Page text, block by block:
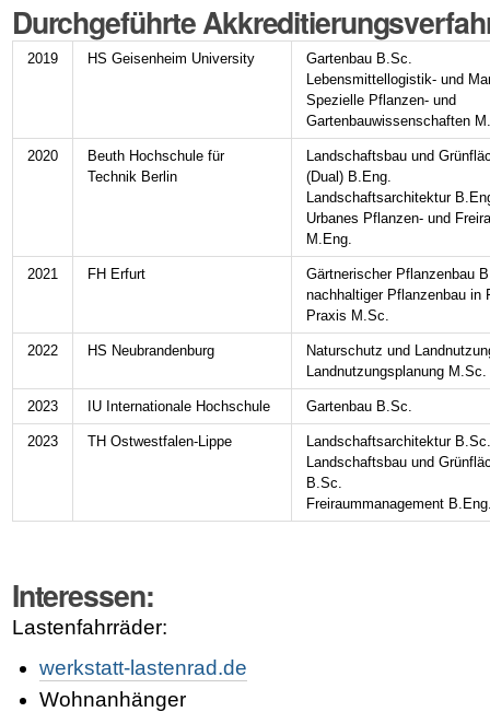
Durchgeführte
2019 HS Geisenheim University
Gartenbau B.Sc.
Lebensmittellogistik- und
Spezielle Pflanzen- und
Gartenbauwissenschaften
2020
Beuth Hochschule für
Technik Berlin
Landschaftsbau und
(Dual) B.Eng.
Landschaftsarchitektur
Urbanes Pflanzen- und
M.Eng.
2021 FH Erfurt
Gärtnerischer Pflanzenbau
nachhaltiger Pflanzenbau in
Praxis M.Sc.
2022 HS Neubrandenburg
Naturschutz und
Landnutzungsplanung M.Sc.
2023 IU Internationale Hochschule Gartenbau B.Sc.
2023 TH Ostwestfalen-Lippe
Landschaftsarchitektur B.Sc.
Landschaftsbau und
B.Sc.
Freiraummanagement
Interessen:
Lastenfahrräder:
werkstatt-lastenrad.de
Wohnanhänger